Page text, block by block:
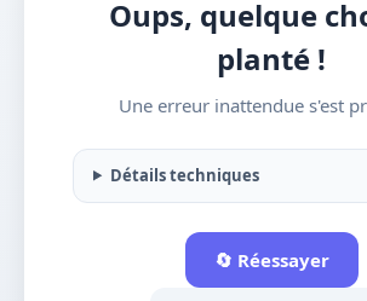
Oups, quelque
planté !
Une erreur inattendue s'est
Détails techniques
🔄 Réessayer